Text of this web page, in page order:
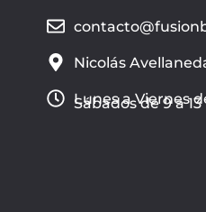
Nicolás
Lunes a Viernes
Sábados de 9 a 13